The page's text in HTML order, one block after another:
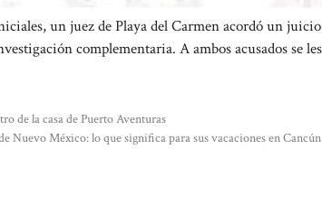
un juez de Playa del Carmen acordó un
complementaria. A ambos acusados se
de la casa de Puerto Aventuras
Nuevo México: lo que significa para sus vacaciones en Cancún